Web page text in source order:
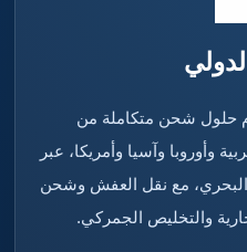
حلول شحن متكاملة من
وأوروبا وآسيا وأمريكا، عبر
مع نقل العفش وشحن
والتخليص الجمركي.